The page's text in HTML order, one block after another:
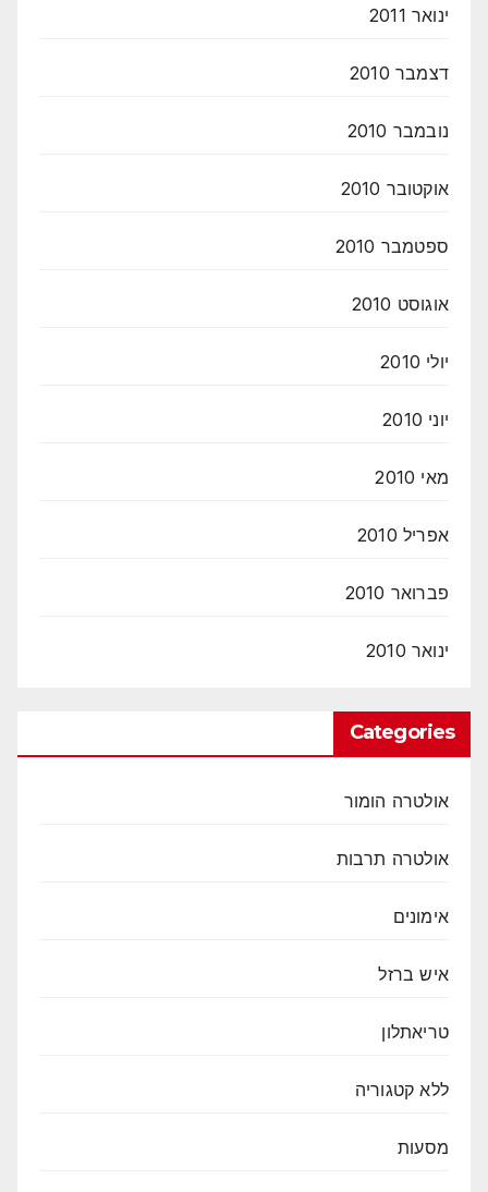
ינואר 2011
דצמבר 2010
נובמבר 2010
אוקטובר 2010
ספטמבר 2010
אוגוסט 2010
יולי 2010
יוני 2010
מאי 2010
אפריל 2010
פברואר 2010
ינואר 2010
Categories
אולטרה הומור
אולטרה תרבות
אימונים
איש ברזל
טריאתלון
ללא קטגוריה
מסעות